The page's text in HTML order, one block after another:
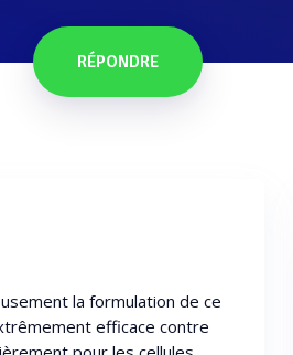
RÉPONDRE
la formulation de ce
efficace contre